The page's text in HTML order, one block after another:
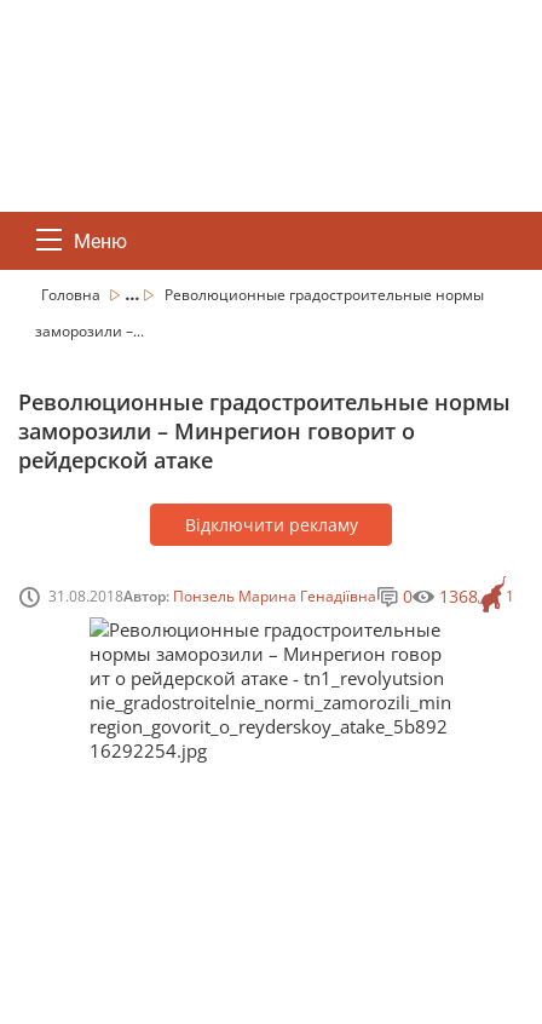
Меню
Головна ...
Революционные градостроительные нормы
заморозили –...
Революционные градостроительные нормы
заморозили – Минрегион говорит о
рейдерской атаке
Відключити рекламу
31.08.2018Автор: Понзель Марина Генадіївна 1
0 1368